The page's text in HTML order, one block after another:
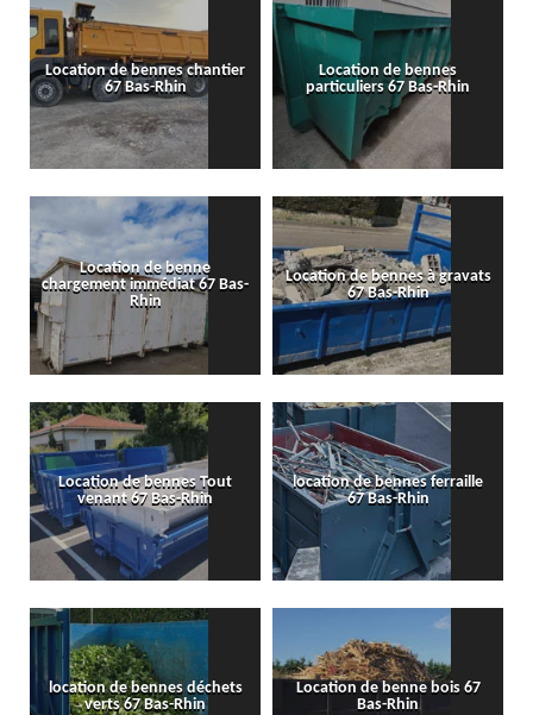
Location de bennes chantier
67 Bas-Rhin
Location de bennes
particuliers 67 Bas-Rhin
Location de benne
chargement immédiat 67 Bas-
Rhin
Location de bennes à gravats
67 Bas-Rhin
Location de bennes Tout
venant 67 Bas-Rhin
location de bennes ferraille
67 Bas-Rhin
location de bennes déchets
verts 67 Bas-Rhin
Location de benne bois 67
Bas-Rhin